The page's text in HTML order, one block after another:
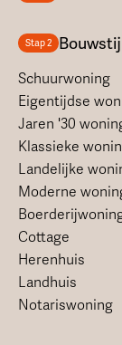
Stap 2
Schuurwoning
Eigentijdse
Jaren '30
Klassieke
Landelijke
Moderne
Cottage
Herenhuis
Landhuis
Notariswoning